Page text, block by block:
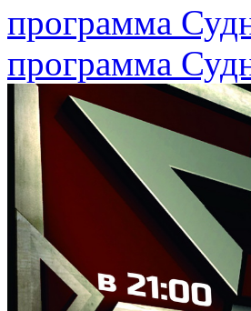
программа
программа